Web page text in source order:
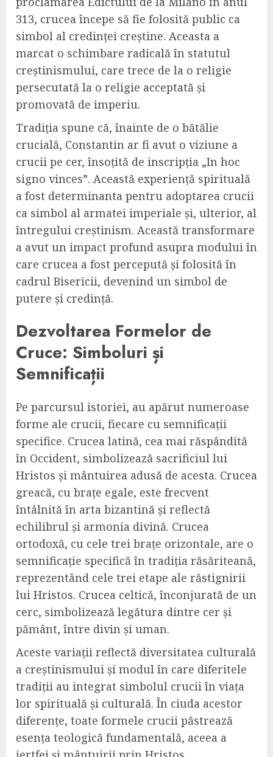
313, crucea începe să fie folosită public ca
simbol al credinței creștine. Aceasta a
marcat o schimbare radicală în statutul
creștinismului, care trece de la o religie
persecutată la o religie acceptată și
promovată de imperiu.
Tradiția spune că, înainte de o bătălie
crucială, Constantin ar fi avut o viziune a
crucii pe cer, însoțită de inscripția „In hoc
signo vinces”. Această experiență spirituală
a fost determinanta pentru adoptarea crucii
ca simbol al armatei imperiale și, ulterior, al
întregului creștinism. Această transformare
a avut un impact profund asupra modului în
care crucea a fost percepută și folosită în
cadrul Bisericii, devenind un simbol de
putere și credință.
Dezvoltarea Formelor de
Cruce: Simboluri și
Semnificații
Pe parcursul istoriei, au apărut numeroase
forme ale crucii, fiecare cu semnificații
specifice. Crucea latină, cea mai răspândită
în Occident, simbolizează sacrificiul lui
Hristos și mântuirea adusă de acesta. Crucea
greacă, cu brațe egale, este frecvent
întâlnită în arta bizantină și reflectă
echilibrul și armonia divină. Crucea
ortodoxă, cu cele trei brațe orizontale, are o
semnificație specifică în tradiția răsăriteană,
reprezentând cele trei etape ale răstignirii
lui Hristos. Crucea celtică, înconjurată de un
cerc, simbolizează legătura dintre cer și
pământ, între divin și uman.
Aceste variații reflectă diversitatea culturală
a creștinismului și modul în care diferitele
tradiții au integrat simbolul crucii în viața
lor spirituală și culturală. În ciuda acestor
diferențe, toate formele crucii păstrează
esența teologică fundamentală, aceea a